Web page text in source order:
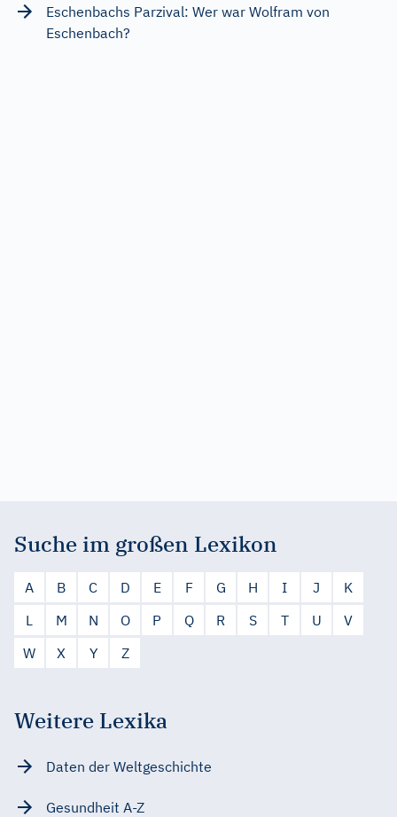
Eschenbachs Parzival: Wer war Wolfram von
Eschenbach?
Suche im großen Lexikon
A B C D E F G H I J
K
L
M N O P Q R S T U
V
W
X Y Z
Weitere Lexika
Daten der Weltgeschichte
Gesundheit A-Z